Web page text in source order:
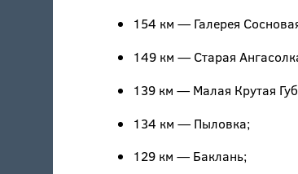
154 км — Галерея
149 км — Старая
139 км — Малая Крутая
134 км — Пыловка;
129 км — Баклань;